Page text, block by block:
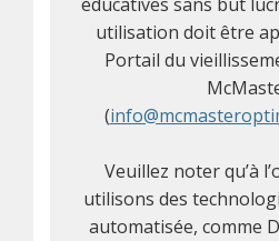
utilisation doit être
Portail du
(
Veuillez noter qu’à
utilisons des
automatisée, comme